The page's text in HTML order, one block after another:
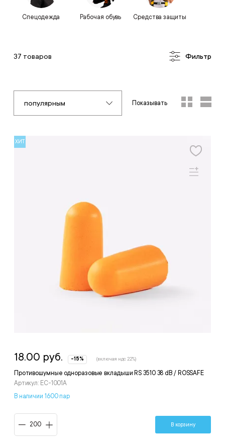
Спецодежда Рабочая обувь Средства защиты
37 товаров Фильтр
популярным Показывать
ХИТ
Противошумные одноразовые вкладыши RS 3510 38 dB / ROSSAFE
Артикул: EC-1001A
18.00 руб. -15% (включая ндс 22%)
В наличии 1600 пар
В корзину